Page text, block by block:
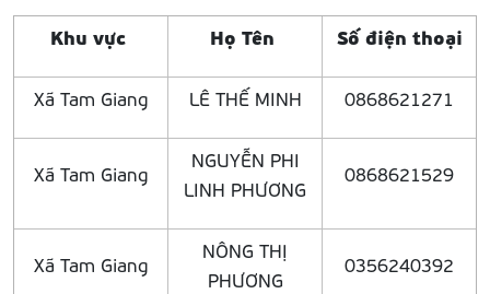
Khu vực Họ Tên Số điện thoại
Xã Tam Giang LÊ THẾ MINH 0868621271
Xã Tam Giang
NGUYỄN PHI
LINH PHƯƠNG
0868621529
Xã Tam Giang
NÔNG THỊ
PHƯƠNG
0356240392